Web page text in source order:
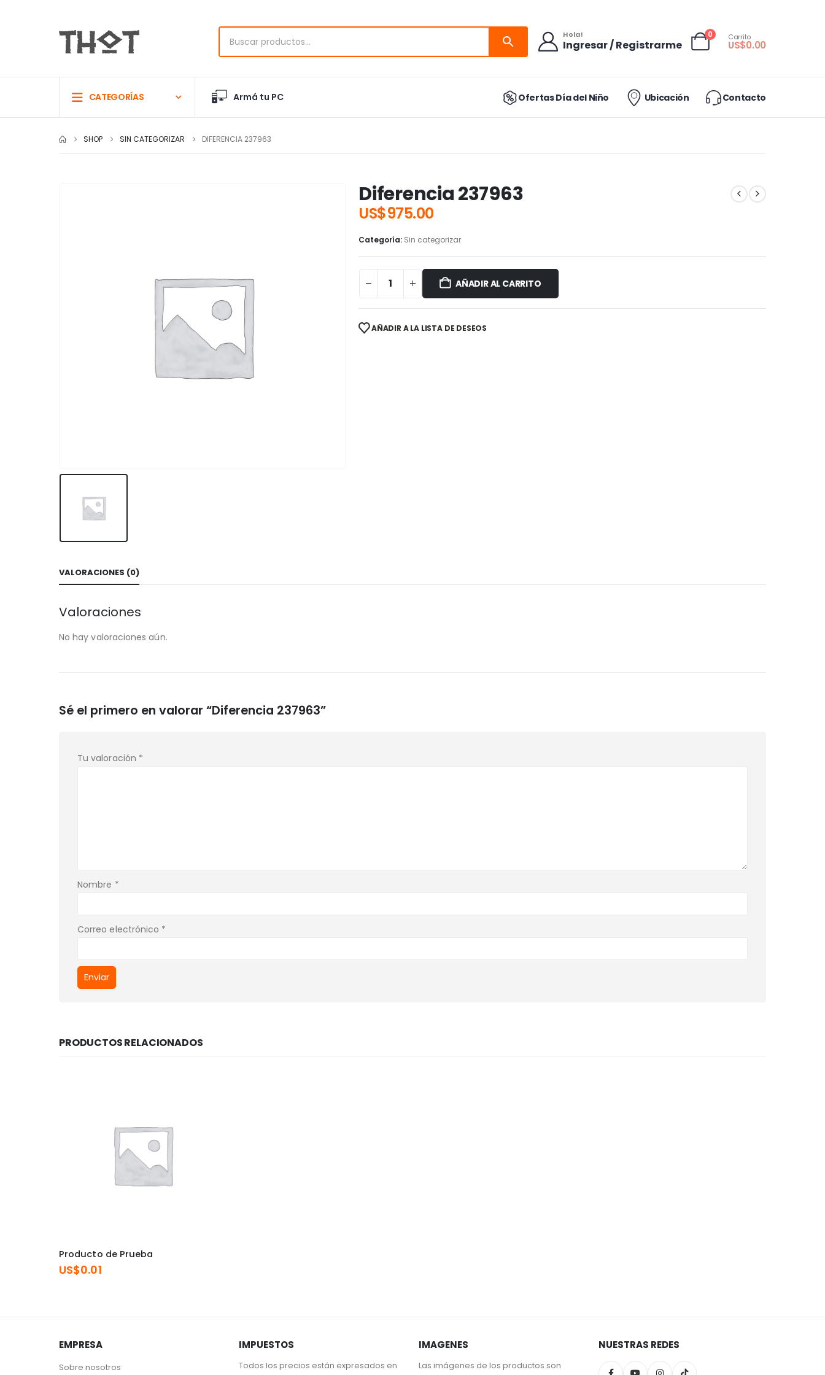
Hola!
Ingresar / Registrarme
0 Carrito
US$0.00
CATEGORÍAS Armá tu PC Ofertas Día del Niño Ubicación Contacto
SHOP SIN CATEGORIZAR DIFERENCIA 237963
Diferencia 237963
US$975.00
Categoría: Sin categorizar
AÑADIR AL CARRITO
AÑADIR A LA LISTA DE DESEOS
VALORACIONES (0)
Valoraciones
No hay valoraciones aún.
Sé el primero en valorar “Diferencia 237963”
Tu valoración *
Nombre *
Correo electrónico *
PRODUCTOS RELACIONADOS
Producto de Prueba
US$0.01
EMPRESA
Sobre nosotros
IMPUESTOS
Todos los precios están expresados en
IMAGENES
Las imágenes de los productos son
NUESTRAS REDES